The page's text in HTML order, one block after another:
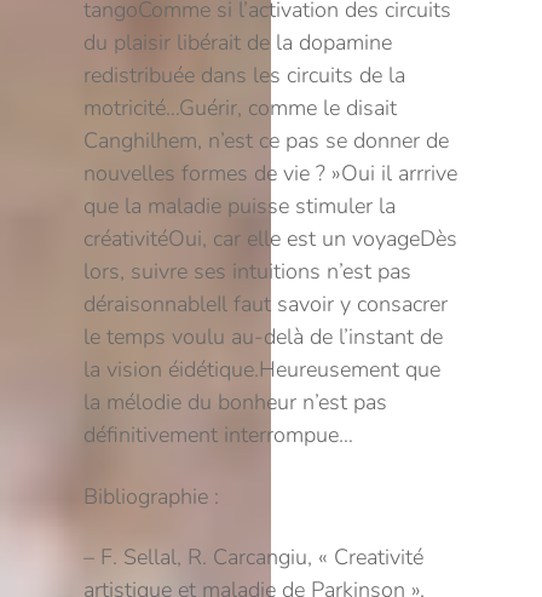
tangoComme si l’activation des circuits
du plaisir libérait de la dopamine
redistribuée dans les circuits de la
motricité…Guérir, comme le disait
Canghilhem, n’est ce pas se donner de
nouvelles formes de vie ? »Oui il arrrive
que la maladie puisse stimuler la
créativitéOui, car elle est un voyageDès
lors, suivre ses intuitions n’est pas
déraisonnableIl faut savoir y consacrer
le temps voulu au-delà de l’instant de
la vision éidétique.Heureusement que
la mélodie du bonheur n’est pas
définitivement interrompue…
Bibliographie :
– F. Sellal, R. Carcangiu, « Creativité
artistique et maladie de Parkinson »,